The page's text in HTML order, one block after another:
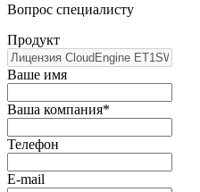
Вопрос специалисту
Продукт
Ваше имя
Ваша компания*
Телефон
E-mail